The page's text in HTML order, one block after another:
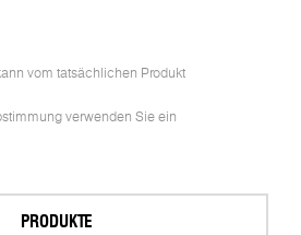
vom tatsächlichen Produkt
verwenden Sie ein
PRODUKTE